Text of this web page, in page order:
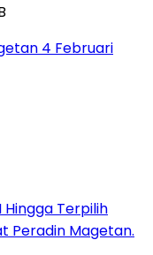
4 Februari
Hingga Terpilih
Peradin Magetan.